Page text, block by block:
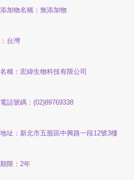
加物名稱：無添加物
台灣
稱：宏緯生物科技有限公司
話號碼：(02)89769338
址：新北市五股區中興路一段12號3樓
限：2年